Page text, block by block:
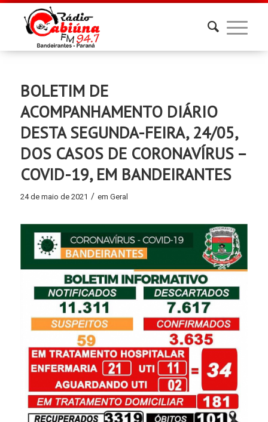
BOLETIM DE
ACOMPANHAMENTO DIÁRIO
DESTA SEGUNDA-FEIRA, 24/05,
DOS CASOS DE CORONAVÍRUS –
COVID-19, EM BANDEIRANTES
24 de maio de 2021 / em Geral